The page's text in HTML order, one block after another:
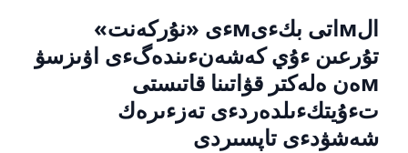
الмاتى بكءىмءى «نۇركەنت»
تۇرعىن ءۇي كەشەنءىندەگءى اۋىزسۋ
мەن ەلەكتر قۋاتىنا قاتىستى
تءۇيتكءىلدەردءى تەزءىرەك
شەشۋدءى تاپسىردى